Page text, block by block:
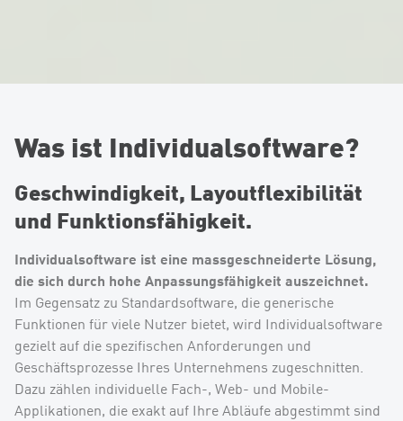
Was ist Individualsoftware?
Geschwindigkeit, Layoutflexibilität
und Funktionsfähigkeit.
Individualsoftware ist eine massgeschneiderte Lösung,
die sich durch hohe Anpassungsfähigkeit auszeichnet.
Im Gegensatz zu Standardsoftware, die generische
Funktionen für viele Nutzer bietet, wird Individualsoftware
gezielt auf die spezifischen Anforderungen und
Geschäftsprozesse Ihres Unternehmens zugeschnitten.
Dazu zählen individuelle Fach-, Web- und Mobile-
Applikationen, die exakt auf Ihre Abläufe abgestimmt sind